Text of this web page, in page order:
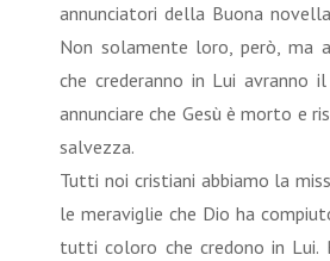
annunciatori della Buona
Non solamente loro, però, ma
che crederanno in Lui avranno
annunciare che Gesù è morto e
salvezza.
Tutti noi cristiani abbiamo la
le meraviglie che Dio ha
tutti coloro che credono in Lui.